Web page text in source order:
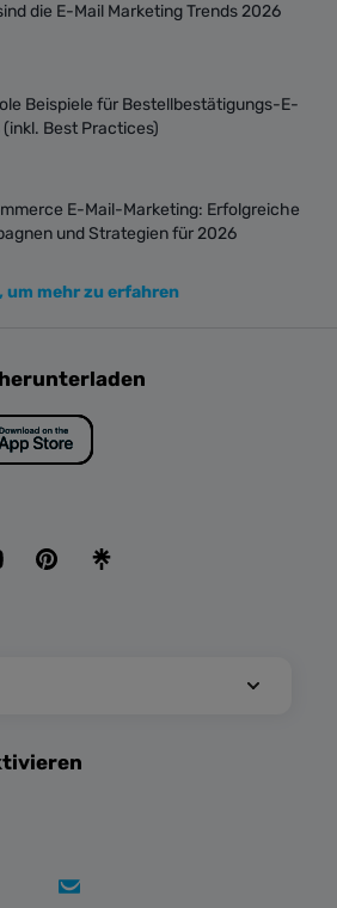
die E-Mail Marketing Trends 2026
Beispiele für Bestellbestätigungs-E-
(inkl. Best Practices)
E-Mail-Marketing: Erfolgreiche
und Strategien für 2026
um mehr zu erfahren